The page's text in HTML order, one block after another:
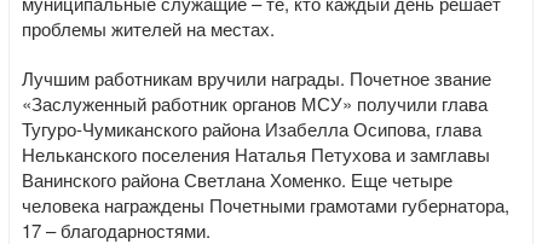
проблемы жителей на местах.
Лучшим работникам вручили награды. Почетное звание
«Заслуженный работник органов МСУ» получили глава
Тугуро-Чумиканского района Изабелла Осипова, глава
Нельканского поселения Наталья Петухова и замглавы
Ванинского района Светлана Хоменко. Еще четыре
человека награждены Почетными грамотами губернатора,
17 – благодарностями.